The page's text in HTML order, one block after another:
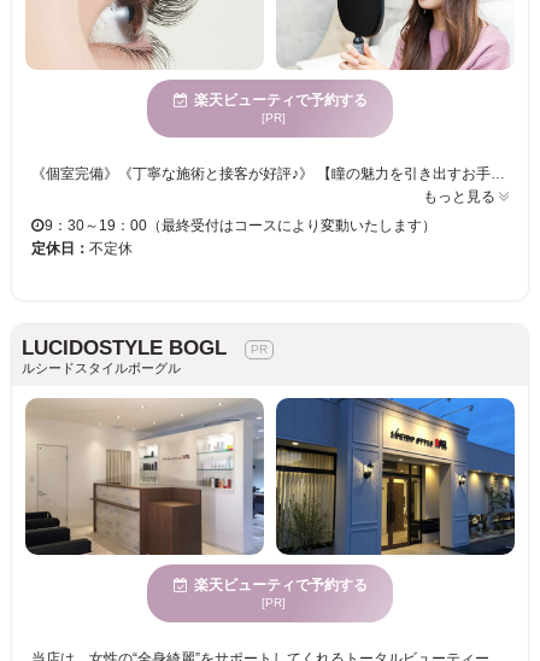
楽天ビューティで予約する
[PR]
《個室完備》《丁寧な施術と接客が好評♪》 【瞳の魅力を引き出すお手伝い☆アイリストのセンスが詰まった理想的なアイデザインに仕上げます♪】 お好みの本数をお選びください☆彡華やかなフサフサまつげでパッチリ目元が叶います♪♪ オフィスでも馴染むナチュラルな仕上がりで、オトナ女子を演出◎ 忙しい日々を忘れてゆったり” MAQUIA”でまったりまつエク体験をしませんか？
もっと見る
9：30～19：00（最終受付はコースにより変動いたします）
定休日： 不定休
LUCIDOSTYLE BOGL
ルシードスタイルボーグル
楽天ビューティで予約する
[PR]